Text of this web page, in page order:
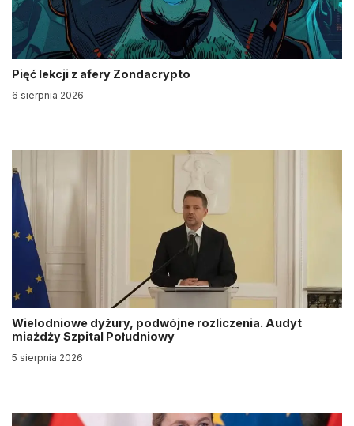
Pięć lekcji z afery Zondacrypto
6 sierpnia 2026
Wielodniowe dyżury, podwójne rozliczenia. Audyt
miażdży Szpital Południowy
5 sierpnia 2026